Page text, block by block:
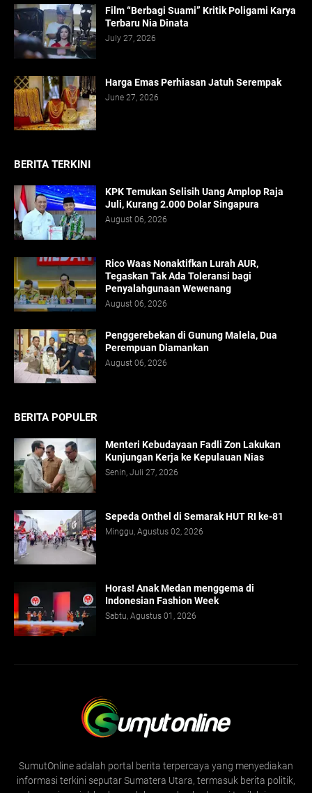
Film “Berbagi Suami” Kritik Poligami Karya
Terbaru Nia Dinata
July 27, 2026
Harga Emas Perhiasan Jatuh Serempak
June 27, 2026
BERITA TERKINI
KPK Temukan Selisih Uang Amplop Raja
Juli, Kurang 2.000 Dolar Singapura
August 06, 2026
Rico Waas Nonaktifkan Lurah AUR,
Tegaskan Tak Ada Toleransi bagi
Penyalahgunaan Wewenang
August 06, 2026
Penggerebekan di Gunung Malela, Dua
Perempuan Diamankan
August 06, 2026
BERITA POPULER
Menteri Kebudayaan Fadli Zon Lakukan
Kunjungan Kerja ke Kepulauan Nias
Senin, Juli 27, 2026
Sepeda Onthel di Semarak HUT RI ke-81
Minggu, Agustus 02, 2026
Horas! Anak Medan menggema di
Indonesian Fashion Week
Sabtu, Agustus 01, 2026
SumutOnline adalah portal berita terpercaya yang menyediakan
informasi terkini seputar Sumatera Utara, termasuk berita politik,